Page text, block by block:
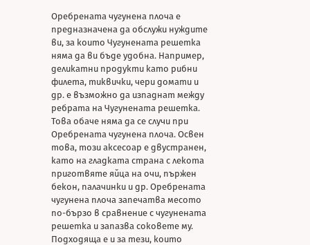
Оребрената чугунена плоча е
предназначена да обслужи нуждите
ви, за които Чугунената решетка
няма да ви бъде удобна. Например,
деликатни продукти като рибни
филета, тиквички, чери домати и
др. е възможно да изпаднат между
ребрата на Чугунената решетка.
Това обаче няма да се случи при
Оребрената чугунена плоча. Освен
това, този аксесоар е двустранен,
като на гладката страна с лекота
приготвяте яйца на очи, пържен
бекон, палачинки и др. Оребрената
чугунена плоча запечатва месото
по-бързо в сравнение с чугунената
решетка и запазва соковете му.
Подходяща е и за тези, които